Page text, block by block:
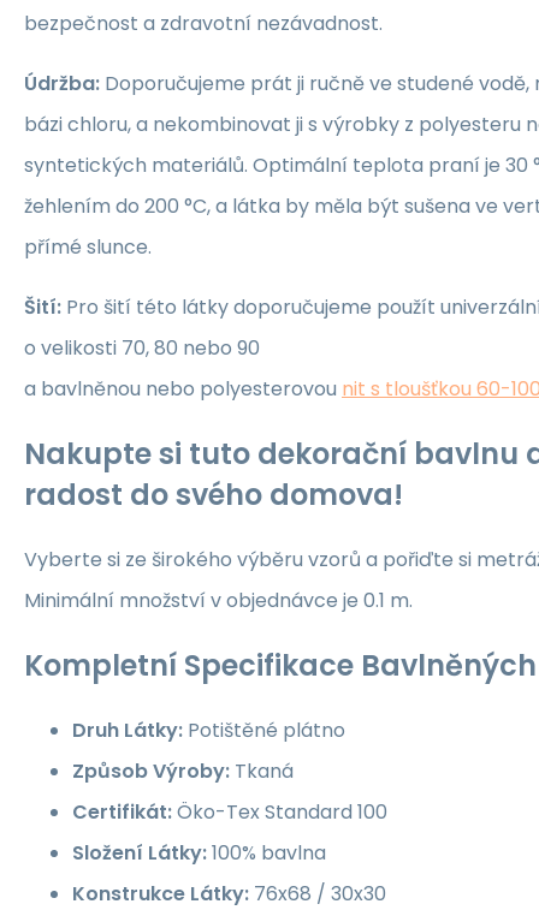
bezpečnost a zdravotní nezávadnost.
Údržba: Doporučujeme prát ji ručně ve studené
bázi chloru, a nekombinovat ji s výrobky z polyesteru
syntetických materiálů. Optimální teplota praní je 30
žehlením do 200 °C, a látka by měla být sušena ve
přímé slunce.
Šití: Pro šití této látky doporučujeme použít
o velikosti 70, 80 nebo 90
a bavlněnou nebo polyesterovou nit s tloušťkou 60-
Nakupte si tuto dekorační bavlnu
radost do svého domova!
Vyberte si ze širokého výběru vzorů a pořiďte si
Minimální množství v objednávce je 0.1 m.
Kompletní Specifikace
Druh Látky: Potištěné plátno
Způsob Výroby: Tkaná
Certifikát:Öko-Tex Standard 100
Složení Látky:100% bavlna
Konstrukce Látky: 76x68 / 30x30